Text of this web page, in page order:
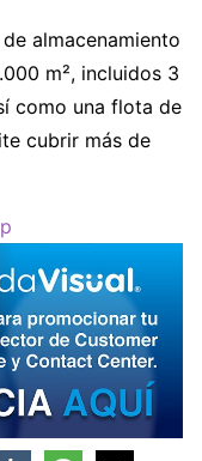
almacenamiento
m², incluidos 3
como una flota de
cubrir más de